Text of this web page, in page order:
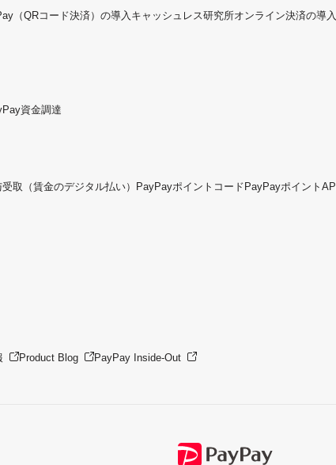
（QRコード決済）の導入 キャッシュレス研究所オンライン決済の導入
資金調達
取（賃金のデジタル払い） PayPayポイントコード PayPayポイントAPI
Product Blog PayPay Inside-Out